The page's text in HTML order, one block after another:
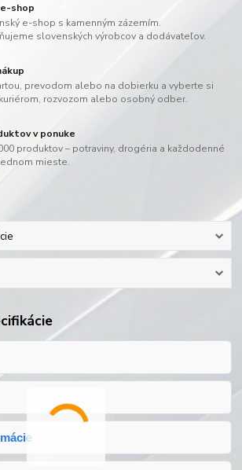
shop
e-shop s kamenným zázemím.
slovenských výrobcov a dodávateľov.
prevodom alebo na dobierku a vyberte si
rozvozom alebo osobný odber.
v ponuke
produktov – potraviny, drogéria a každodenné
mieste.